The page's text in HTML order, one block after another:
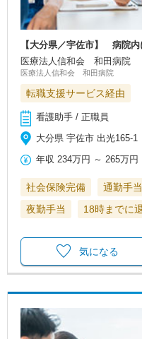
【大分県／宇佐市】 病院
医療法人信和会 和田病院
医療法人信和会 和田病院
転職支援サービス経由
看護助手 / 正職員
大分県 宇佐市 出光165-1
年収 234万円 ～ 265万円
社会保険完備 通勤手当
夜勤手当
18時までに
気になる